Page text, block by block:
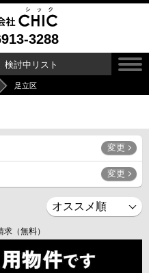
3288
検討中リスト
足立区
変更
変更
（無料）